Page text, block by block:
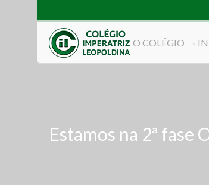
O COLÉGIO
Estamos na 2ª fase